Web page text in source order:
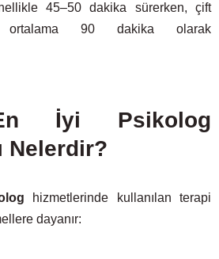
45–50 dakika sürerken, çift
ortalama 90 dakika olarak
İyi Psikolog
Nelerdir?
hizmetlerinde kullanılan terapi
dayanır: